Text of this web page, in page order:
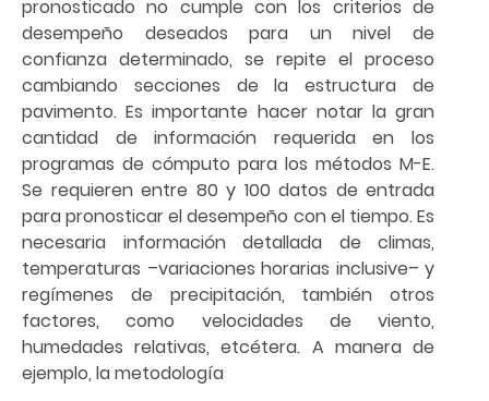
pronosticado no cumple con los criterios de
desempeño deseados para un nivel de
confianza determinado, se repite el proceso
cambiando secciones de la estructura de
pavimento. Es importante hacer notar la gran
cantidad de información requerida en los
programas de cómputo para los métodos M-E.
Se requieren entre 80 y 100 datos de entrada
para pronosticar el desempeño con el tiempo. Es
necesaria información detallada de climas,
temperaturas –variaciones horarias inclusive– y
regímenes de precipitación, también otros
factores, como velocidades de viento,
humedades relativas, etcétera. A manera de
ejemplo, la metodología